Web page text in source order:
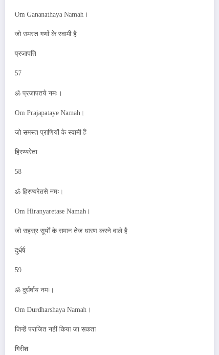
Om Gananathaya Namah।
जो समस्त गणों के स्वामी हैं
प्रजापति
57
ॐ प्रजापतये नमः।
Om Prajapataye Namah।
जो समस्त प्राणियों के स्वामी हैं
हिरण्यरेता
58
ॐ हिरण्यरेतसे नमः।
Om Hiranyaretase Namah।
जो सहस्र सूर्यों के समान तेज धारण करने वाले हैं
दुर्धर्ष
59
ॐ दुर्धर्षाय नमः।
Om Durdharshaya Namah।
जिन्हें पराजित नहीं किया जा सकता
गिरीश